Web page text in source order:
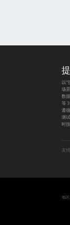
以“
场
数
等
遵
测
时
友
地区